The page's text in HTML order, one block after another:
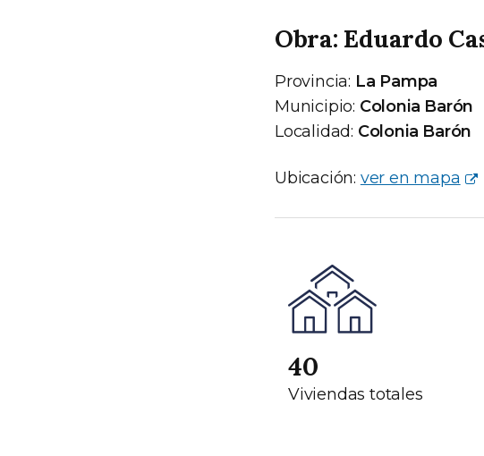
Obra: Eduardo
Provincia: La Pampa
Municipio: Colonia Barón
Localidad: Colonia Barón
Ubicación: ver en mapa
40
Viviendas totales